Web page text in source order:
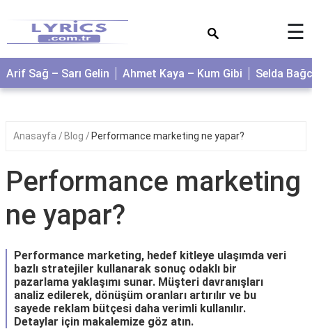
☰
Arif Sağ – Sarı Gelin Ahmet Kaya – Kum Gibi Selda
Anasayfa Blog Performance marketing ne yapar?
Performance marketing
ne yapar?
Performance marketing, hedef kitleye ulaşımda veri
bazlı stratejiler kullanarak sonuç odaklı bir
pazarlama yaklaşımı sunar. Müşteri davranışları
analiz edilerek, dönüşüm oranları artırılır ve bu
sayede reklam bütçesi daha verimli kullanılır.
Detaylar için makalemize göz atın.